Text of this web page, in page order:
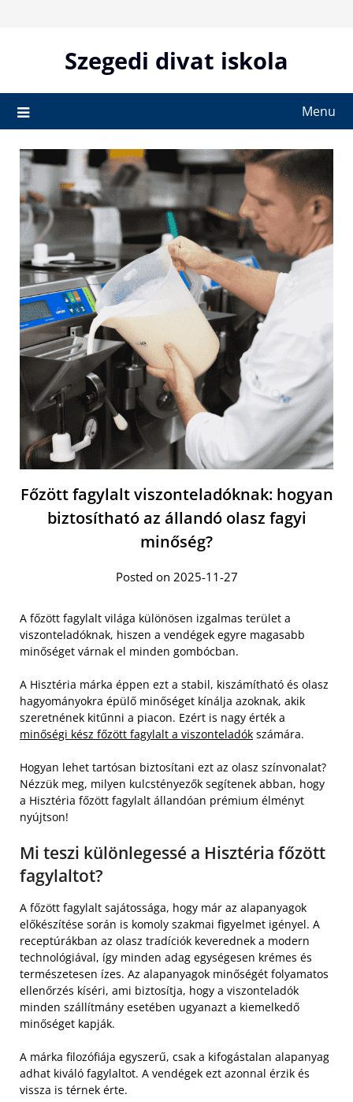
Szegedi divat iskola
Menu
Főzött fagylalt viszonteladóknak: hogyan
biztosítható az állandó olasz fagyi
minőség?
Posted on 2025-11-27
A főzött fagylalt világa különösen izgalmas terület a
viszonteladóknak, hiszen a vendégek egyre magasabb
minőséget várnak el minden gombócban.
A Hisztéria márka éppen ezt a stabil, kiszámítható és olasz
hagyományokra épülő minőséget kínálja azoknak, akik
szeretnének kitűnni a piacon. Ezért is nagy érték a
minőségi kész főzött fagylalt a viszonteladók számára.
Hogyan lehet tartósan biztosítani ezt az olasz színvonalat?
Nézzük meg, milyen kulcstényezők segítenek abban, hogy
a Hisztéria főzött fagylalt állandóan prémium élményt
nyújtson!
Mi teszi különlegessé a Hisztéria főzött
fagylaltot?
A főzött fagylalt sajátossága, hogy már az alapanyagok
előkészítése során is komoly szakmai figyelmet igényel. A
receptúrákban az olasz tradíciók keverednek a modern
technológiával, így minden adag egységesen krémes és
természetesen ízes. Az alapanyagok minőségét folyamatos
ellenőrzés kíséri, ami biztosítja, hogy a viszonteladók
minden szállítmány esetében ugyanazt a kiemelkedő
minőséget kapják.
A márka filozófiája egyszerű, csak a kifogástalan alapanyag
adhat kiváló fagylaltot. A vendégek ezt azonnal érzik és
vissza is térnek érte.